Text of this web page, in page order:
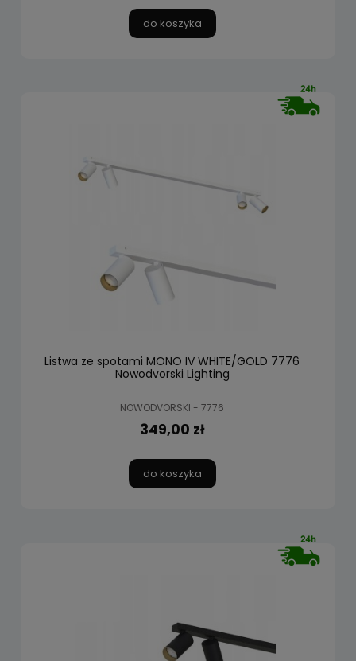
do koszyka
Listwa ze spotami MONO IV WHITE/GOLD 7776
Nowodvorski Lighting
NOWODVORSKI - 7776
349,00 zł
do koszyka